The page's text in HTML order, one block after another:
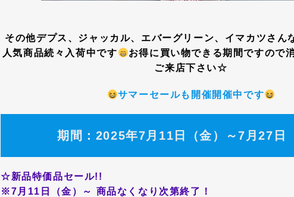
その他デプス、ジャッカル、エバーグリーン、イマカツさん
人気商品続々入荷中です
お得に買い物できる期間ですので
ご来店下さい☆
サマーセールも開催開催中です
期間：2025年7月11日（金）～7月27日
☆新品特価品セール!!
※7月11日（金）～ 商品なくなり次第終了！